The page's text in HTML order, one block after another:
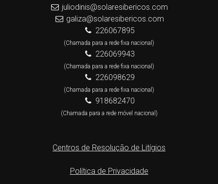
juliodinis@solaresibericos.com
galiza@solaresibericos.com
226067895
(Chamada para a rede fixa nacional)
226069943
(Chamada para a rede fixa nacional)
226098629
(Chamada para a rede fixa nacional)
918682470
(Chamada para a rede móvel nacional)
Centros de Resolução de Litígios
Política de Privacidade